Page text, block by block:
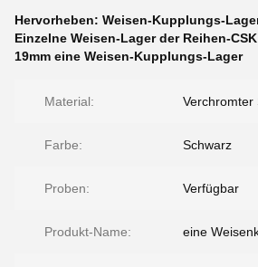
Hervorheben: Weisen-Kupplungs-
Einzelne Weisen-Lager der Reihen-
19mm eine Weisen-Kupplungs-Lager
Material: Verchromter
Farbe: Schwarz
Proben: Verfügbar
Produkt-Name: eine